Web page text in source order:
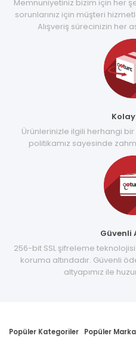
Memnuniyetiniz bizim için her
sorunlarınız için müşteri
Alışveriş sürecinizin her
Ürünlerinizle ilgili herhangi
politikamız sayesinde
Güvenli
256-bit SSL şifreleme
koruma altındadır. Güvenli
altyapımız ile
Popüler Kategoriler Popüler